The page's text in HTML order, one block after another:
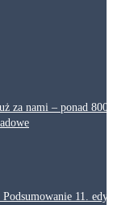
za nami – ponad 800
11.